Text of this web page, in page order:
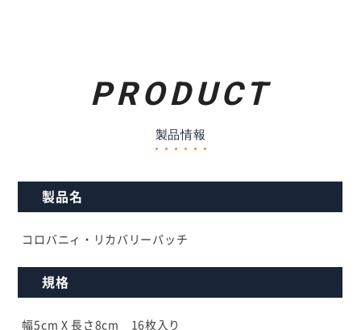
PRODUCT
製品情報
製品名
コロバニィ・リカバリーパッチ
規格
幅5cm X 長さ8cm 16枚入り